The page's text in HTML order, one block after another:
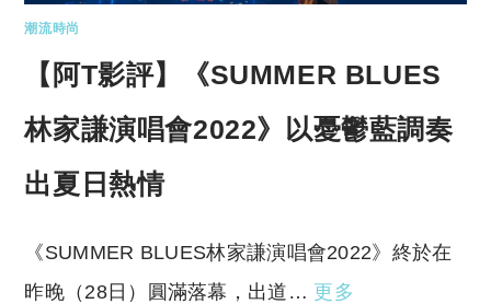
潮流時尚
【阿T影評】《SUMMER BLUES
林家謙演唱會2022》以憂鬱藍調奏
出夏日熱情
《SUMMER BLUES林家謙演唱會2022》終於在
昨晚（28日）圓滿落幕，出道… 更多